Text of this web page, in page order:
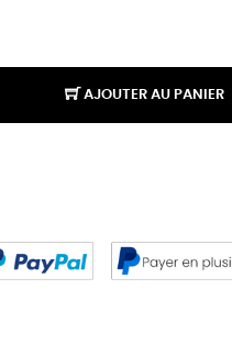
AJOUTER AU PANIER